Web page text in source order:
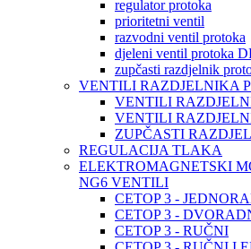
regulator protoka
prioritetni ventil
razvodni ventil protoka
djeleni ventil protoka
zupčasti razdjelnik
VENTILI RAZDJELNIKA
VENTILI
VENTILI
ZUPČASTI
REGULACIJA TLAKA
ELEKTROMAGNETSKI
NG6 VENTILI
CETOP 3 -
CETOP 3 -
CETOP 3 - RUČNI